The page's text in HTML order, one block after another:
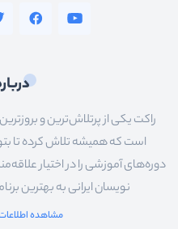
راکت یکی از پرتلاش‌ترین و
است که همیشه تلاش کرده تا
دوره‌های آموزشی را در اختیار
نویسان ایرانی به بهترین
مشاهده